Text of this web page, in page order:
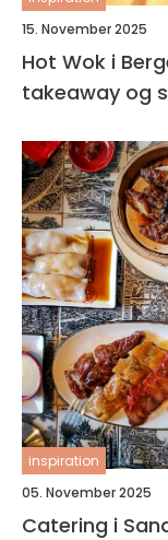
15. November 2025
Hot Wok i
takeaway og
inspiration
05. November 2025
Catering i